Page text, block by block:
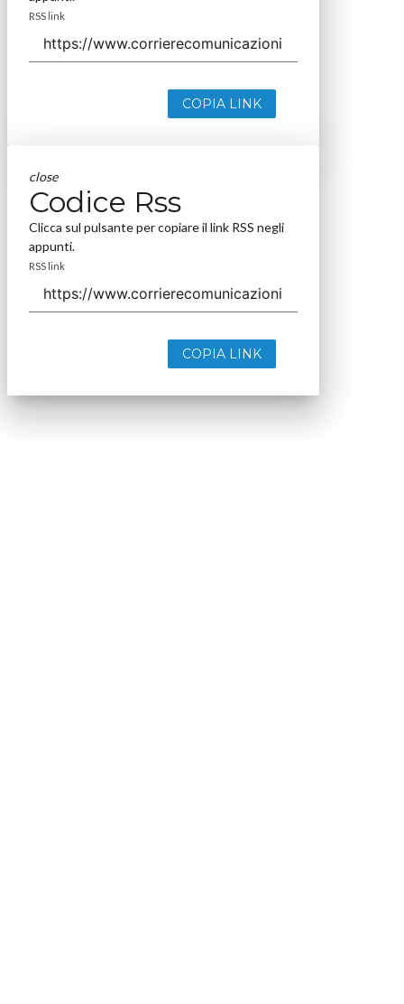
RSS link
COPIA LINK
close
Codice Rss
Clicca sul pulsante per copiare il link RSS negli
appunti.
RSS link
COPIA LINK